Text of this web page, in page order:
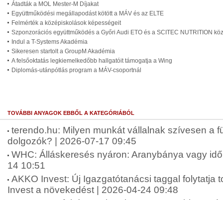
Átadták a MOL Mester-M Díjakat
Együttműködési megállapodást kötött a MÁV és az ELTE
Felmérték a középiskolások képességeit
Szponzorációs együttműködés a Győri Audi ETO és a SCITEC NUTRITION
Indul a T-Systems Akadémia
Sikeresen startolt a GroupM Akadémia
A felsőoktatás legkiemelkedőbb hallgatóit támogatja a Wing
Diplomás-utánpótlás program a MÁV-csoportnál
TOVÁBBI ANYAGOK EBBŐL A KATEGÓRIÁBÓL
terendo.hu: Milyen munkát vállalnak szívesen a
dolgozók? | 2026-07-17 09:45
WHC: Álláskeresés nyáron: Aranybánya vagy
14 10:51
AKKO Invest: Új Igazgatótanácsi taggal folytatja
Invest a növekedést | 2026-04-24 09:48